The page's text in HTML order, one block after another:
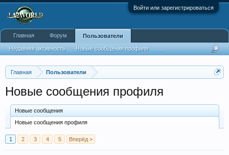
Войти или зарегистрироваться
Главная Пользователи
Новые сообщения профиля
Новые сообщения
Новые сообщения профиля
1 2 3 4 5 Вперёд >
Главная Форум Пользователи
Недавняя активность Новые сообщения профиля